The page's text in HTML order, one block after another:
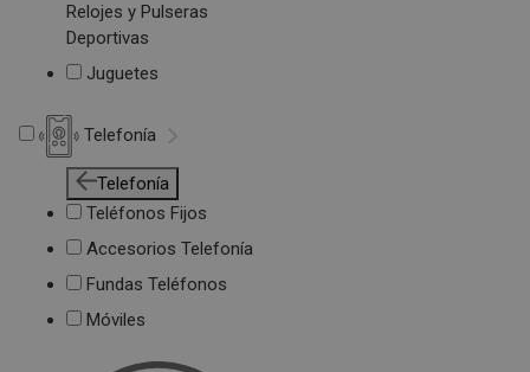
Relojes y Pulseras
Deportivas
Juguetes
Telefonía
Telefonía
Teléfonos Fijos
Accesorios Telefonía
Fundas Teléfonos
Móviles